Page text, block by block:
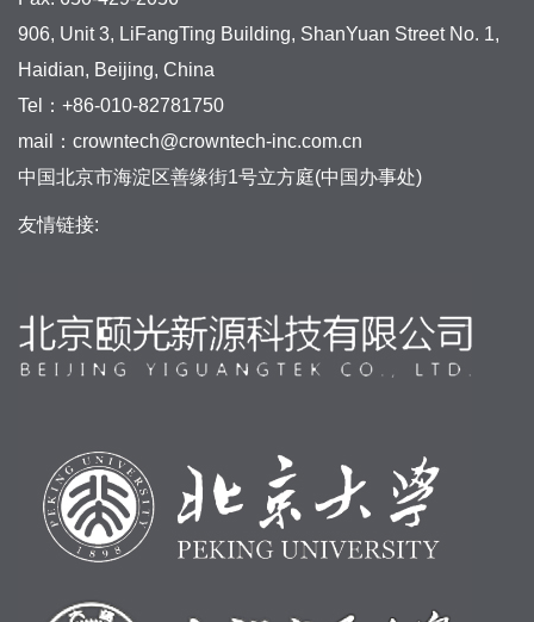
906, Unit 3, LiFangTing Building, ShanYuan Street No. 1,
Haidian, Beijing, China
Tel：+86-010-82781750
mail：crowntech@crowntech-inc.com.cn
中国北京市海淀区善缘街1号立方庭(中国办事处)
友情链接: